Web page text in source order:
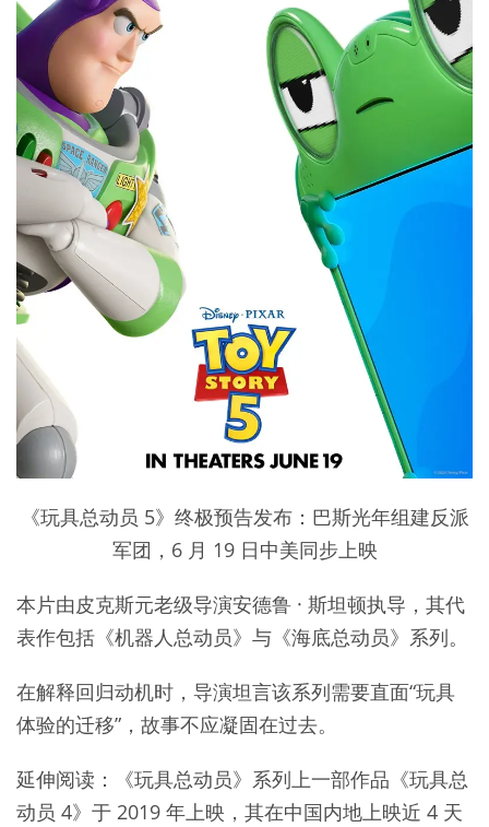
《玩具总动员 5》终极预告发布：巴斯光年组建反派
军团，6 月 19 日中美同步上映
本片由皮克斯元老级导演安德鲁 · 斯坦顿执导，其代
表作包括《机器人总动员》与《海底总动员》系列。
在解释回归动机时，导演坦言该系列需要直面“玩具
体验的迁移”，故事不应凝固在过去。
延伸阅读：《玩具总动员》系列上一部作品《玩具总
动员 4》于 2019 年上映，其在中国内地上映近 4 天